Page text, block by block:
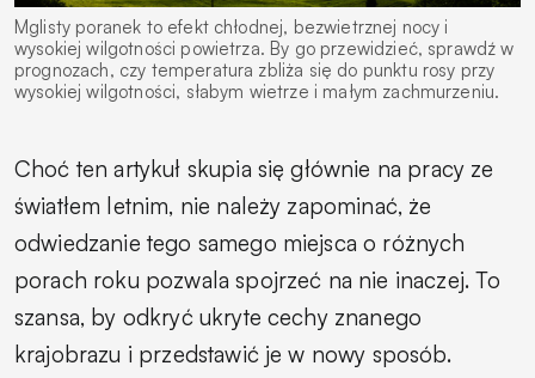
Mglisty poranek to efekt chłodnej, bezwietrznej nocy i
wysokiej wilgotności powietrza. By go przewidzieć, sprawdź w
prognozach, czy temperatura zbliża się do punktu rosy przy
wysokiej wilgotności, słabym wietrze i małym zachmurzeniu.
Choć ten artykuł skupia się głównie na pracy ze
światłem letnim, nie należy zapominać, że
odwiedzanie tego samego miejsca o różnych
porach roku pozwala spojrzeć na nie inaczej. To
szansa, by odkryć ukryte cechy znanego
krajobrazu i przedstawić je w nowy sposób.